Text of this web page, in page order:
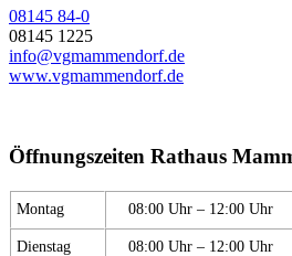
08145 84-0
08145 1225
info@vgmammendorf.de
www.vgmammendorf.de
Öffnungszeiten Rathaus
Montag 08:00 Uhr – 12:00 Uhr
Dienstag 08:00 Uhr – 12:00 Uhr